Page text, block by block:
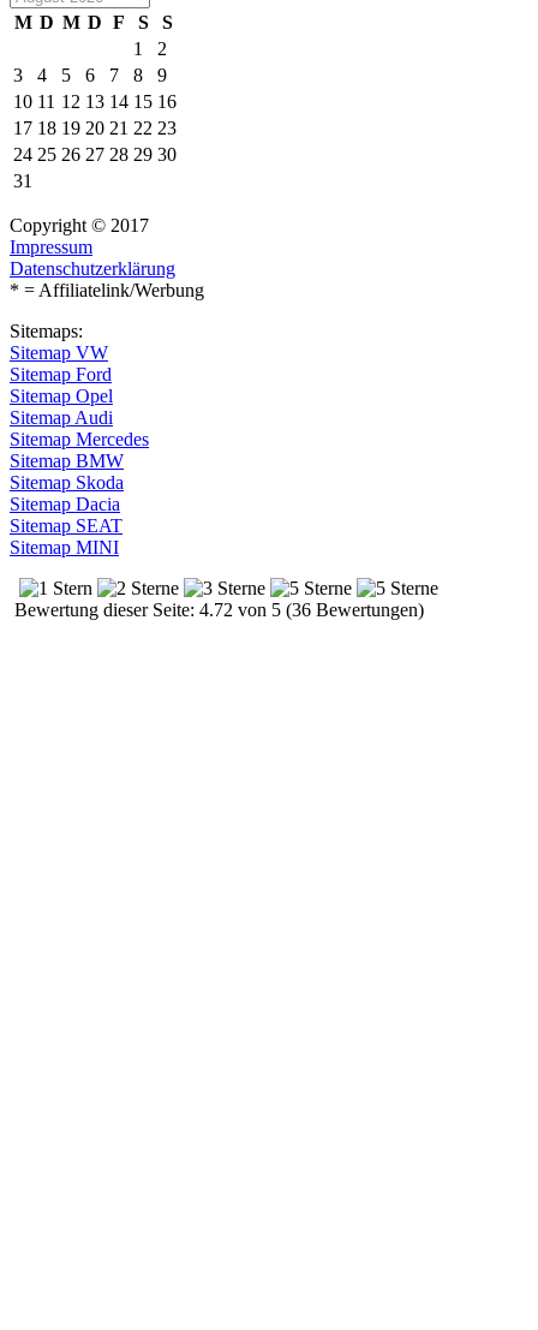
M D M D F S
S
1
2
3
4 5 6 7 8
9
10 11 12 13 14 15 16
17 18 19 20 21 22 23
24 25 26 27 28 29 30
31
Copyright © 2017
Impressum
Datenschutzerklärung
* = Affiliatelink/Werbung
Sitemaps:
Sitemap VW
Sitemap Ford
Sitemap Opel
Sitemap Audi
Sitemap Mercedes
Sitemap BMW
Sitemap Skoda
Sitemap Dacia
Sitemap SEAT
Sitemap MINI
Bewertung dieser Seite: 4.72 von 5 (36 Bewertungen)